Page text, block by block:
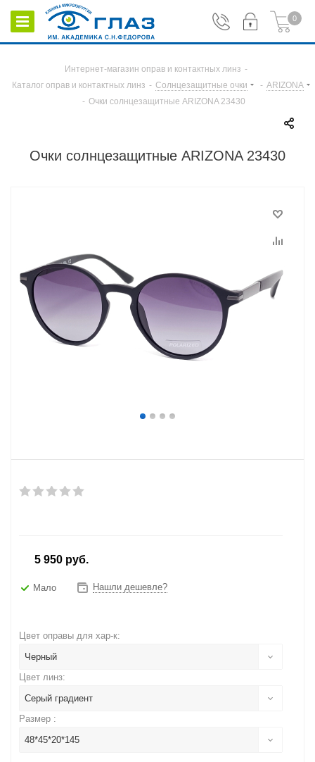
0
Интернет-магазин оправ и контактных линз -
Каталог оправ и контактных линз - Солнцезащитные очки - ARIZONA
- Очки солнцезащитные ARIZONA 23430
Очки солнцезащитные ARIZONA 23430
5 950 руб.
Мало Нашли дешевле?
Цвет оправы для хар-к:
Черный
Цвет линз:
Серый градиент
Размер :
48*45*20*145